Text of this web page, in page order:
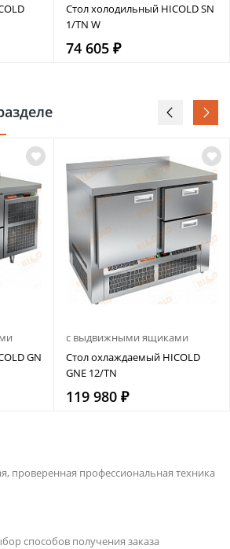
Стол холодильный HICOLD SN
1/TN W
74 605 ₽
GN
с выдвижными ящиками
Стол охлаждаемый HICOLD
GNE 12/TN
119 980 ₽
проверенная профессиональная техника
способов получения заказа